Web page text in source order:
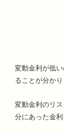
変動金利が低
ることが分かり
変動金利のリ
分にあった金利